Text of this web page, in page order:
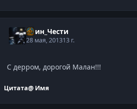
Воин_Чести
28 мая, 201313 г.
С дерром, дорогой Малан!!!
Цитата@ Имя